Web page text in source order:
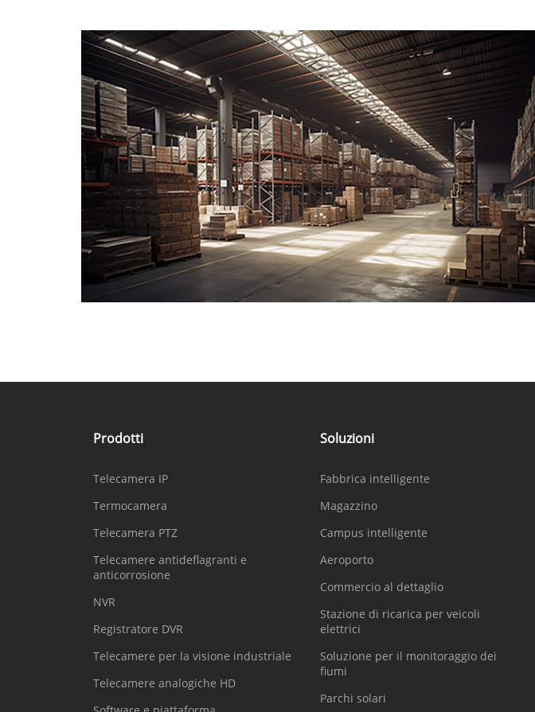
Prodotti
Telecamera IP
Termocamera
Telecamera PTZ
Telecamere antideflagranti e
anticorrosione
NVR
Registratore DVR
Telecamere per la visione industriale
Telecamere analogiche HD
Soluzioni
Fabbrica intelligente
Magazzino
Campus intelligente
Aeroporto
Commercio al dettaglio
Stazione di ricarica per veicoli
elettrici
Soluzione per il monitoraggio dei
fiumi
Parchi solari